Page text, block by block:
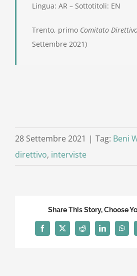
Lingua: AR – Sottotitoli: EN
Trento, primo Comitato
Settembre 2021)
28 Settembre 2021 | Tag: Beni
direttivo, interviste
Share This Story, Choose
Facebook
X Reddit LinkedIn